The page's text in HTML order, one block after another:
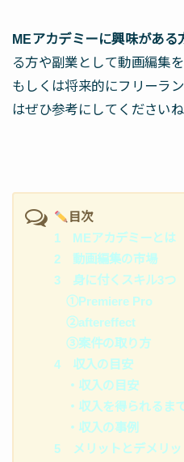
MEアカデミーに興味がある
る方や副業として動画編集
もしくは将来的にフリーラ
はぜひ参考にしてくださいね
目次
1 MEアカデミーとは
2 動画編集の市場
3 身に付くスキル3つ
①Premiere Pro
②aftereffect
③案件の取り方
4 収入の目安
・収入の目安
・収入を得られるま
・収入の事例
5 メリットとデメリッ